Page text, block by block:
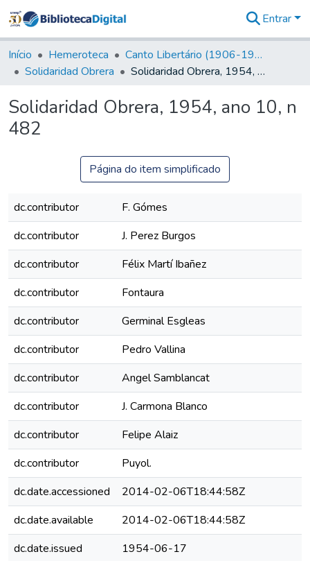
&
Coleções
Tudo na
Digital
Entrar
Início Hemeroteca
Canto Libertário (1906-1995)
Solidaridad Obrera
Solidaridad Obrera, 1954, ano 10, n 482
Solidaridad Obrera, 1954, ano 10, n
482
Página do item simplificado
dc.contributor
F. Gómes
dc.contributor
J. Perez Burgos
dc.contributor
Félix Martí Ibañez
dc.contributor
Fontaura
dc.contributor
Germinal Esgleas
dc.contributor
Pedro Vallina
dc.contributor
Angel Samblancat
dc.contributor
J. Carmona Blanco
dc.contributor
Felipe Alaiz
dc.contributor
Puyol.
dc.date.accessioned
2014-02-06T18:44:58Z
dc.date.available
2014-02-06T18:44:58Z
dc.date.issued
1954-06-17